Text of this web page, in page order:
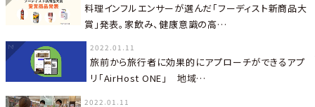
料理インフルエンサーが選んだ「フーディスト新商品大
賞」発表。家飲み、健康意識の高…
2022.01.11
旅前から旅行者に効果的にアプローチができるアプ
リ「AirHost ONE」 地域…
2022.01.11